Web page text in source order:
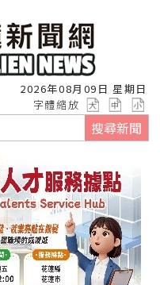
2026年08月09日 星期日
字體縮放
搜尋新聞